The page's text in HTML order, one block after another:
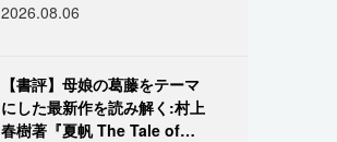
2026.08.06
【書評】母娘の葛藤をテーマ
にした最新作を読み解く:村上
春樹著『夏帆 The Tale of